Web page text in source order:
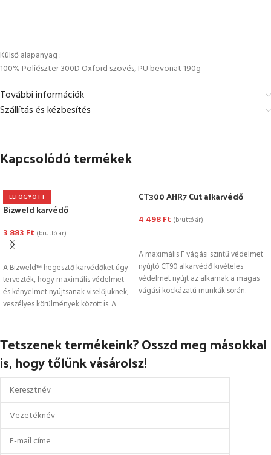
Külső alapanyag :
100% Poliészter 300D Oxford szövés, PU bevonat 190g
További információk
Szállítás és kézbesítés
Kapcsolódó termékek
ELFOGYOTT
Bizweld karvédő
3 883 Ft (bruttó ár)
TOVÁBB OLVASOM
A Bizweld™ hegesztő karvédőket úgy
tervezték, hogy maximális védelmet
és kényelmet nyújtsanak viselőjüknek,
veszélyes körülmények között is. A
CT300 AHR7 Cut alkarvédő
4 498Ft (bruttó ár)
A maximális F vágási szintű védelmet
nyújtó CT90 alkarvédő kivételes
védelmet nyújt az alkarnak a magas
vágási kockázatú munkák során.
Tetszenek termékeink? Osszd meg másokkal
is, hogy tőlünk vásárolsz!